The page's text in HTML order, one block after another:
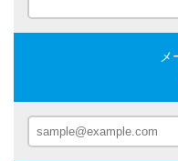
メ